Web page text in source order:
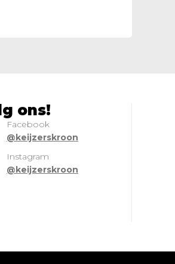
ons!
Facebook
@keijzerskroon
Instagram
@keijzerskroon